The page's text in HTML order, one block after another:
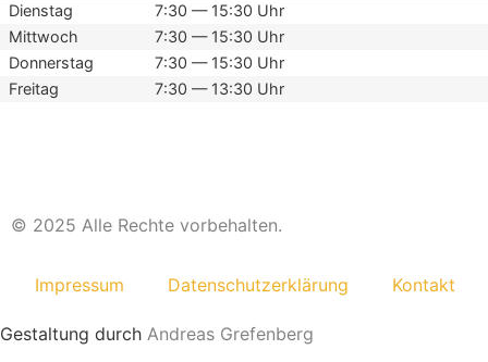
Dienstag
7:30 — 15:30 Uhr
Mittwoch
7:30 — 15:30 Uhr
Donnerstag
7:30 — 15:30 Uhr
Freitag
7:30 — 13:30 Uhr
© 2025 Alle Rechte vorbehalten.
Impressum Daten­schutz­er­klä­rung Kontakt
Gestaltung durch Andreas Grefenberg